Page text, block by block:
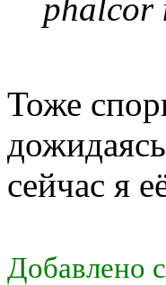
phalcor
Тоже
сейчас я
Добавлено